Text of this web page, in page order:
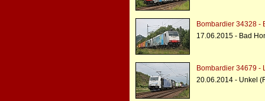
Bombardier 34328 -
17.06.2015 - Bad
Bombardier 34679 -
20.06.2014 - Unkel